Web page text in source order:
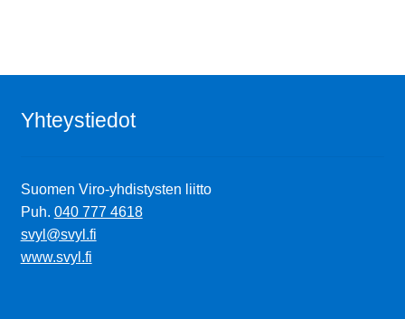
Yhteystiedot
Suomen Viro-yhdistysten liitto
Puh. 040 777 4618
svyl@svyl.fi
www.svyl.fi